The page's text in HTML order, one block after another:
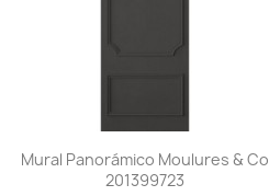
Vista rápida
Mural Panorámico Moulures & Co
201399723